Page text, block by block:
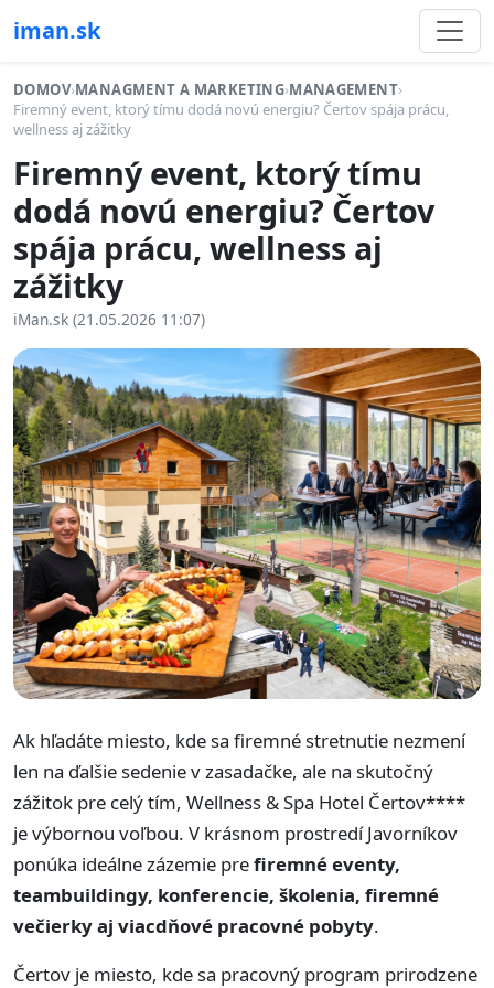
iman.sk
DOMOV›MANAGMENT A MARKETING›MANAGEMENT›
Firemný event, ktorý tímu dodá novú energiu? Čertov spája prácu,
wellness aj zážitky
Firemný event, ktorý tímu
dodá novú energiu? Čertov
spája prácu, wellness aj
zážitky
iMan.sk (21.05.2026 11:07)
Ak hľadáte miesto, kde sa firemné stretnutie nezmení
len na ďalšie sedenie v zasadačke, ale na skutočný
zážitok pre celý tím, Wellness & Spa Hotel Čertov****
je výbornou voľbou. V krásnom prostredí Javorníkov
ponúka ideálne zázemie prefiremné eventy,
teambuildingy, konferencie, školenia, firemné
večierky aj viacdňové pracovné pobyty.
Čertov je miesto, kde sa pracovný program prirodzene